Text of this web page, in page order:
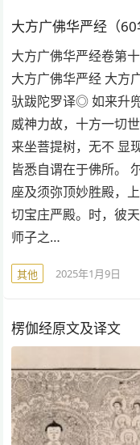
大方广佛华严经（
大方广佛华严经卷第
大方广佛华严经 大方
驮跋陀罗译◎ 如来升
威神力故，十方一切
来坐菩提树，无不 显
皆悉自谓在于佛所。
座及须弥顶妙胜殿，
切宝庄严殿。时，彼
师子之…
其他 2025年1月9日
楞伽经原文及译文